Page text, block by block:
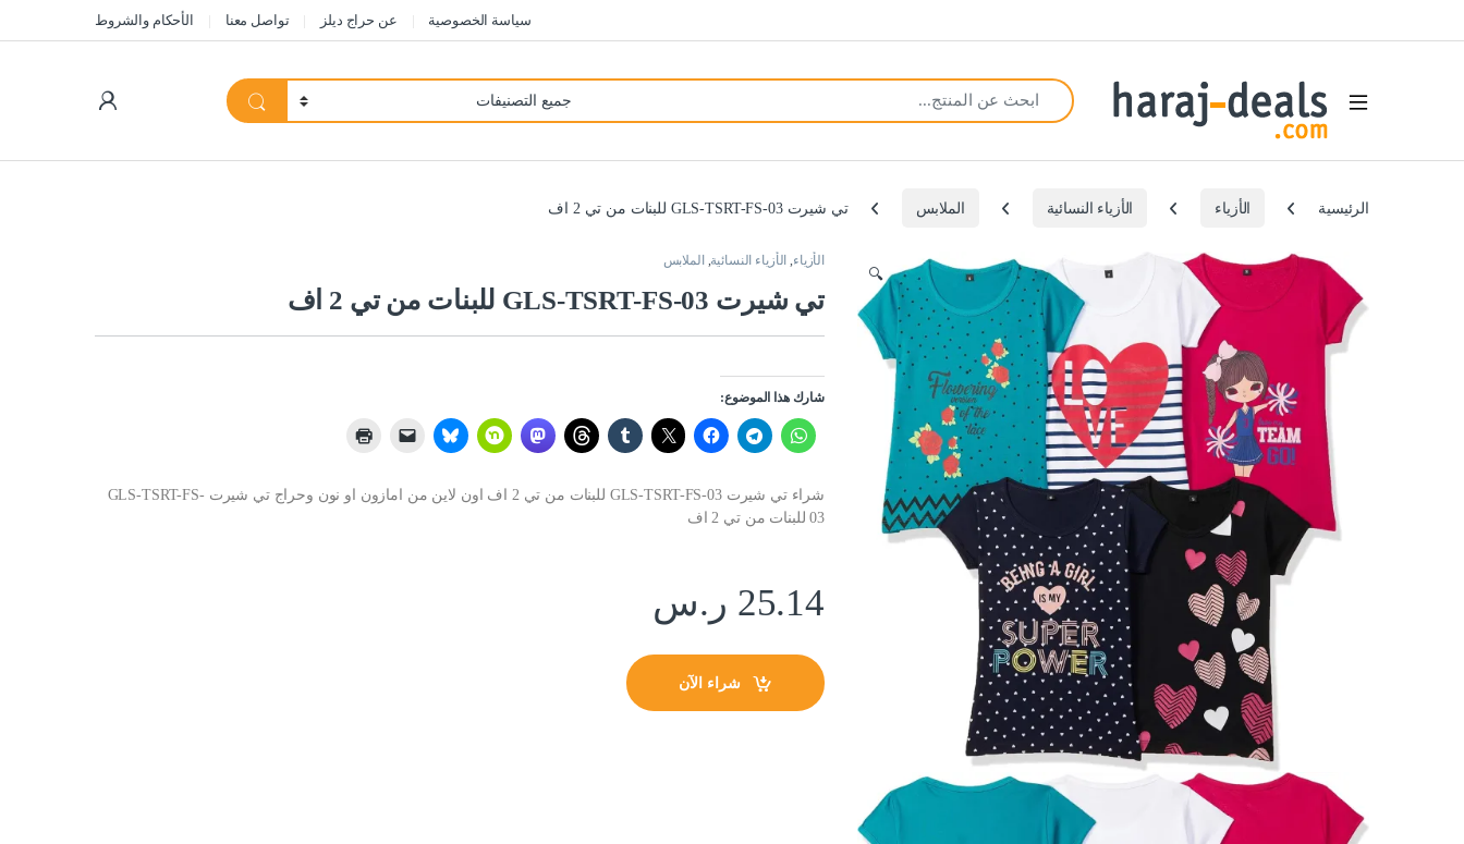
سياسة الخصوصية عن حراج ديلز تواصل معنا الأحكام والشروط
Open
Search for:
الرئيسية الأزياء الأزياء النسائية الملابس تي شيرت GLS-TSRT-FS-03 للبنات من تي 2 اف
🔍
الأزياء, الأزياء النسائية, الملابس
تي شيرت GLS-TSRT-FS-03 للبنات من تي 2 اف
شارك هذا الموضوع:
شراء تي شيرت GLS-TSRT-FS-03 للبنات من تي 2 اف اون لاين من امازون او نون وحراج تي شيرت GLS-TSRT-FS-
03 للبنات من تي 2 اف
25.14 ر.س
شراء الآن